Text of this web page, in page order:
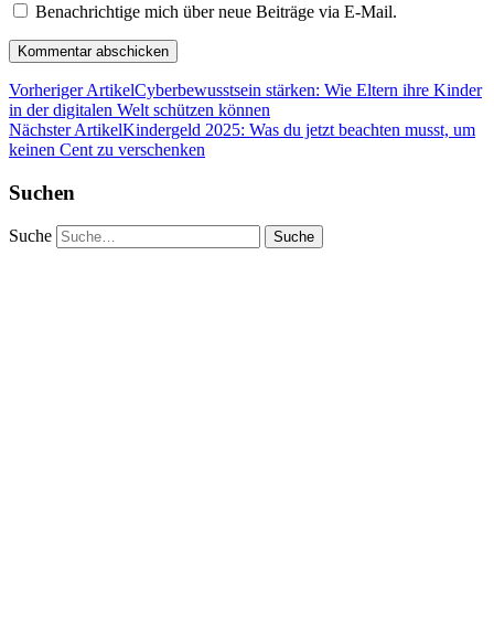
Benachrichtige mich über neue Beiträge via E-Mail.
Vorheriger ArtikelCyberbewusstsein stärken: Wie Eltern ihre Kinder
in der digitalen Welt schützen können
Nächster ArtikelKindergeld 2025: Was du jetzt beachten musst, um
keinen Cent zu verschenken
Suchen
Suche